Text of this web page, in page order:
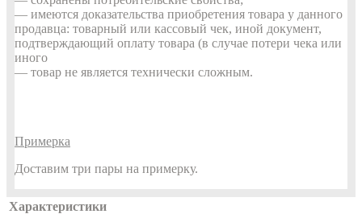
— имеются доказательства приобретения товара у данного
продавца: товарный или кассовый чек, иной документ,
подтверждающий оплату товара (в случае потери чека или
иного
— товар не является технически сложным.
Примерка
Доставим три пары на примерку.
Характеристики